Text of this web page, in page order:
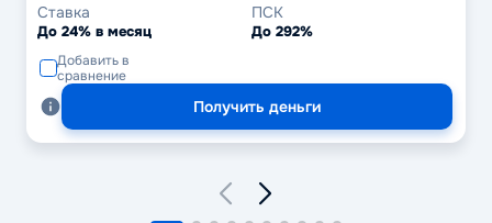
Ставка
До 24% в месяц
ПСК
До 292%
Добавить в
сравнение
Получить деньги